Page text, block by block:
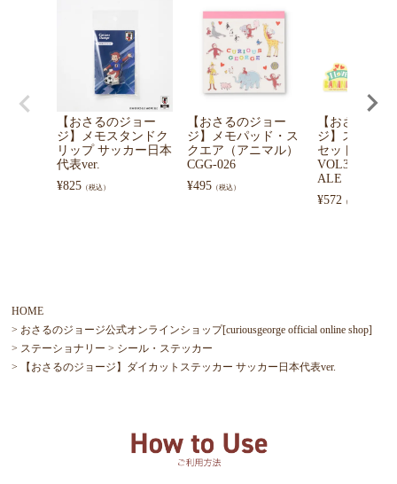
【おさるのジョー
ジ】メモスタンドク
リップ サッカー日本
代表ver.
¥825 （税込）
【おさるのジョー
ジ】メモパッド・ス
クエア（アニマル）
CGG-026
¥495 （税込）
【おさるのジ
ジ】ステッカ
セットB（
VOL3）
ALE
¥572 （税込）
HOME
おさるのジョージ公式オンラインショップ[curiousgeorge official online shop]
ステーショナリー
シール・ステッカー
【おさるのジョージ】ダイカットステッカー サッカー日本代表ver.